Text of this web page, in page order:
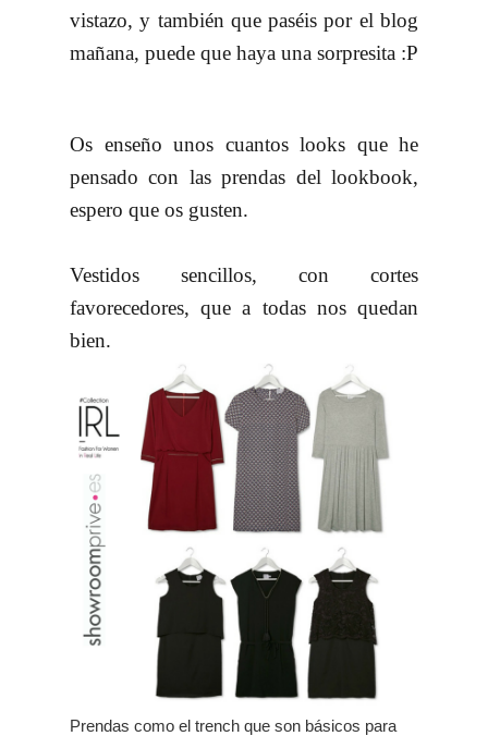
vistazo, y también que paséis por el blog
mañana, puede que haya una sorpresita :P
Os enseño unos cuantos looks que he
pensado con las prendas del lookbook,
espero que os gusten.
Vestidos sencillos, con cortes
favorecedores, que a todas nos quedan
bien.
Prendas como el trench que son básicos para